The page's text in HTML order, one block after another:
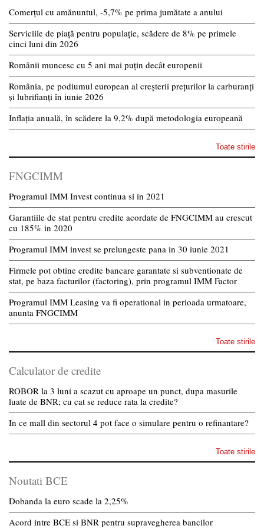
Comerțul cu amănuntul, -5,7% pe prima jumătate a anului
Serviciile de piață pentru populație, scădere de 8% pe primele
cinci luni din 2026
Românii muncesc cu 5 ani mai puțin decât europenii
România, pe podiumul european al creșterii prețurilor la carburanți
și lubrifianți în iunie 2026
Inflația anuală, în scădere la 9,2% după metodologia europeană
Toate stirile
FNGCIMM
Programul IMM Invest continua si in 2021
Garantiile de stat pentru credite acordate de FNGCIMM au crescut
cu 185% in 2020
Programul IMM invest se prelungeste pana in 30 iunie 2021
Firmele pot obtine credite bancare garantate si subventionate de
stat, pe baza facturilor (factoring), prin programul IMM Factor
Programul IMM Leasing va fi operational in perioada urmatoare,
anunta FNGCIMM
Toate stirile
Calculator de credite
ROBOR la 3 luni a scazut cu aproape un punct, dupa masurile
luate de BNR; cu cat se reduce rata la credite?
In ce mall din sectorul 4 pot face o simulare pentru o refinantare?
Toate stirile
Noutati BCE
Dobanda la euro scade la 2,25%
Acord intre BCE si BNR pentru supravegherea bancilor